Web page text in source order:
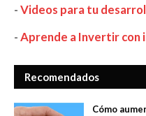
-Videos para tu
-Aprende a Invertir con
Recomendados
Cómo